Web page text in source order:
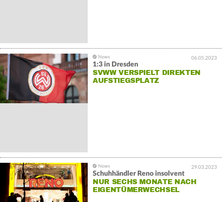
06.05.2023
1:3 in Dresden
SVWW VERSPIELT DIREKTEN
AUFSTIEGSPLATZ
29.03.2023
Schuhhändler Reno insolvent
NUR SECHS MONATE NACH
EIGENTÜMERWECHSEL